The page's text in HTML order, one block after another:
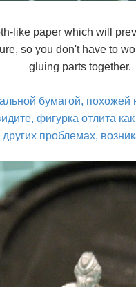
like paper which will
so you don't have to
gluing parts together.
бумагой, похожей
фигурка отлита
проблемах,